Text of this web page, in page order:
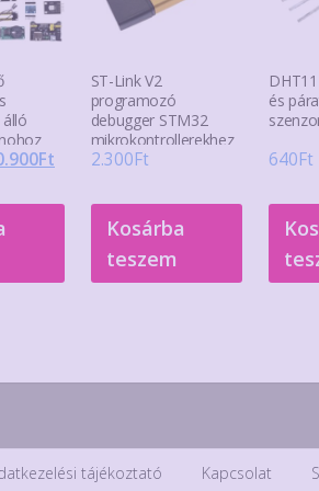
Ft Current
10.900Ft.
ST-Link V2
programozó
debugger STM32
mikrokontrollerekhez
2.300Ft
Kosárba
teszem
és
640Ft
tájékoztató Kapcsolat